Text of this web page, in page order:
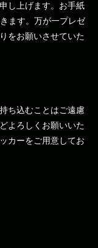
し上げます。お手紙
ます。万が一プレゼ
をお願いさせていた
ち込むことはご遠慮
よろしくお願いいた
カーをご用意してお